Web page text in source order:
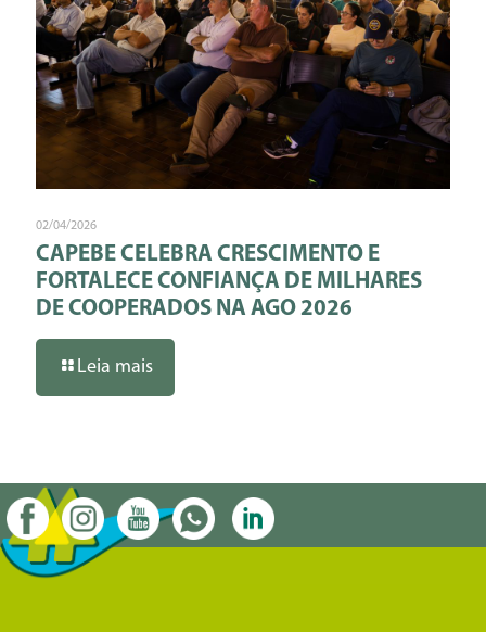
02/04/2026
CAPEBE CELEBRA CRESCIMENTO E
FORTALECE CONFIANÇA DE MILHARES
DE COOPERADOS NA AGO 2026
Leia mais